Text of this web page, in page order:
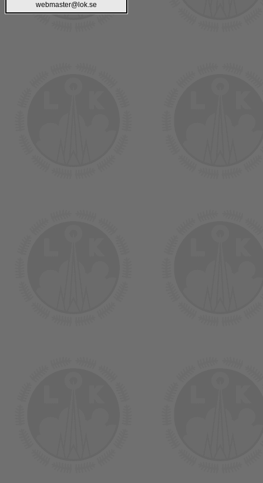
webmaster@lok.se